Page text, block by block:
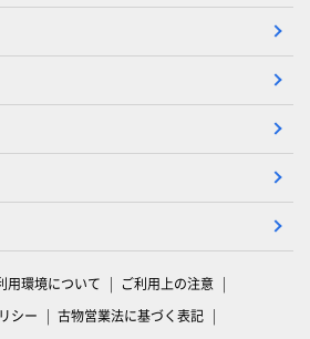
用環境について
ご利用上の注意
シー
古物営業法に基づく表記